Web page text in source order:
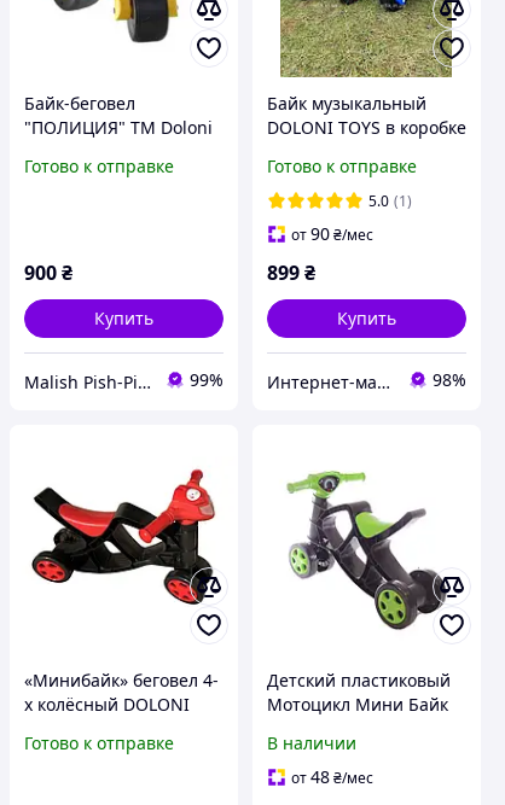
Байк-беговел
"ПОЛИЦИЯ" ТМ Doloni
Готово к отправке
900 ₴
Купить
Malish Pish-Pish 99%
Байк музыкальный
DOLONI TOYS в коробке
Готово к отправке
5.0 (1)
от90₴/мес
899₴
Купить
Интернет-магазин elfik.in.ua 98%
«Минибайк» беговел 4-
х колёсный DOLONI
Готово к отправке
Детский пластиковый
Мотоцикл Мини Байк
лет, без звука, черно-
зеленый
В наличии
от48₴/мес